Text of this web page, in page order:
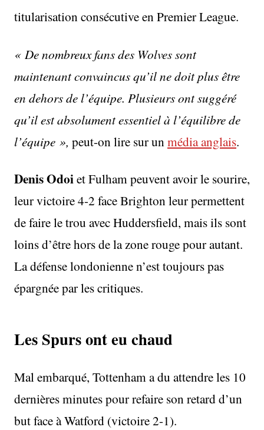
titularisation consécutive en Premier League.
« De nombreux fans des Wolves sont
maintenant convaincus qu’il ne doit plus être
en dehors de l’équipe. Plusieurs ont suggéré
qu’il est absolument essentiel à l’équilibre de
l’équipe », peut-on lire sur un média anglais.
Denis Odoiet Fulham peuvent avoir le sourire,
leur victoire 4-2 face Brighton leur permettent
de faire le trou avec Huddersfield, mais ils sont
loins d’être hors de la zone rouge pour autant.
La défense londonienne n’est toujours pas
épargnée par les critiques.
Les Spurs ont eu chaud
Mal embarqué, Tottenham a du attendre les 10
dernières minutes pour refaire son retard d’un
but face à Watford (victoire 2-1).